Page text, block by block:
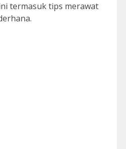
termasuk tips merawat